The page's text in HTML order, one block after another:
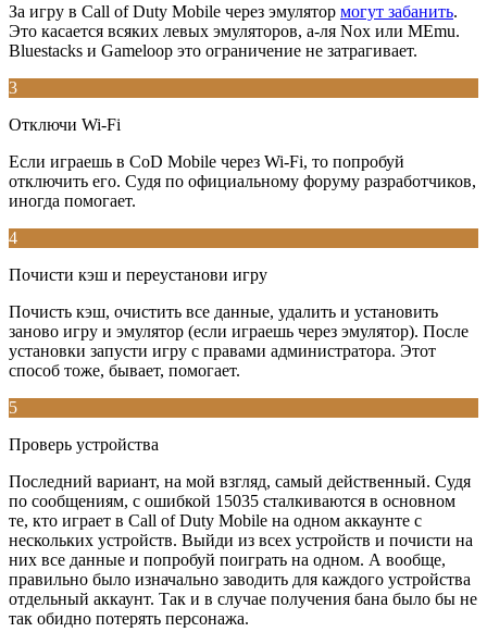
За игру в Call of Duty Mobile через эмулятор могут забанить.
Это касается всяких левых эмуляторов, а-ля Nox или MEmu.
Bluestacks и Gameloop это ограничение не затрагивает.
3
Отключи Wi-Fi
Если играешь в CoD Mobile через Wi-Fi, то попробуй
отключить его. Судя по официальному форуму разработчиков,
иногда помогает.
4
Почисти кэш и переустанови игру
Почисть кэш, очистить все данные, удалить и установить
заново игру и эмулятор (если играешь через эмулятор). После
установки запусти игру с правами администратора. Этот
способ тоже, бывает, помогает.
5
Проверь устройства
Последний вариант, на мой взгляд, самый действенный. Судя
по сообщениям, с ошибкой 15035 сталкиваются в основном
те, кто играет в Call of Duty Mobile на одном аккаунте с
нескольких устройств. Выйди из всех устройств и почисти на
них все данные и попробуй поиграть на одном. А вообще,
правильно было изначально заводить для каждого устройства
отдельный аккаунт. Так и в случае получения бана было бы не
так обидно потерять персонажа.